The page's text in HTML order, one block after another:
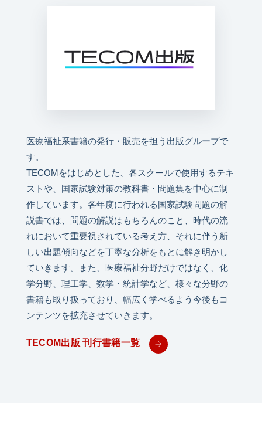
医療福祉系書籍の発行・販売を担う出版グループで
す。
TECOMをはじめとした、各スクールで使用するテキ
ストや、国家試験対策の教科書・問題集を中心に制
作しています。各年度に行われる国家試験問題の解
説書では、問題の解説はもちろんのこと、時代の流
れにおいて重要視されている考え方、それに伴う新
しい出題傾向などを丁寧な分析をもとに解き明かし
ていきます。また、医療福祉分野だけではなく、化
学分野、理工学、数学・統計学など、様々な分野の
書籍も取り扱っており、幅広く学べるよう今後もコ
ンテンツを拡充させていきます。
TECOM出版 刊行書籍一覧